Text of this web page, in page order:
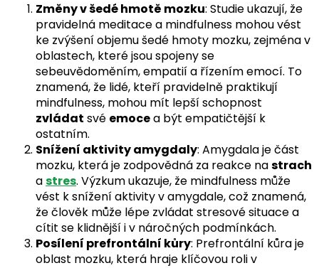
Změny v šedé hmotě mozku: Studie ukazují, že
pravidelná meditace a mindfulness mohou vést
ke zvýšení objemu šedé hmoty mozku, zejména v
oblastech, které jsou spojeny se
sebeuvědoměním, empatií a řízením emocí. To
znamená, že lidé, kteří pravidelně praktikují
mindfulness, mohou mít lepší schopnost
zvládat své emocea být empatičtější k
ostatním.
Snížení aktivity amygdaly: Amygdala je část
mozku, která je zodpovědná za reakce nastrach
astres. Výzkum ukazuje, že mindfulness může
vést k snížení aktivity v amygdale, což znamená,
že člověk může lépe zvládat stresové situace a
cítit se klidnější i v náročných podmínkách.
Posílení prefrontální kůry: Prefrontální kůra je
oblast mozku, která hraje klíčovou roli v